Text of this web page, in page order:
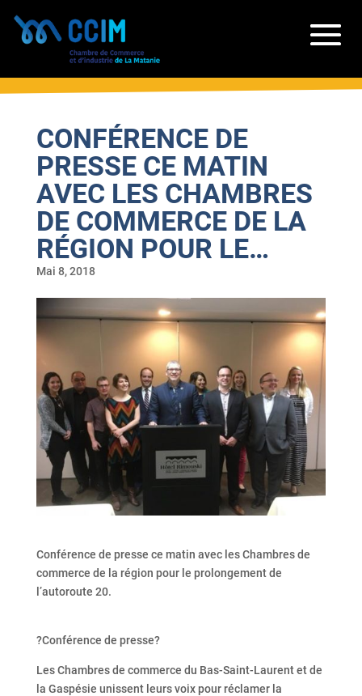
CONFÉRENCE DE
PRESSE CE MATIN
AVEC LES CHAMBRES
DE COMMERCE DE LA
RÉGION POUR LE…
Mai 8, 2018
Conférence de presse ce matin avec les Chambres de
commerce de la région pour le prolongement de
l’autoroute 20.
?Conférence de presse?
Les Chambres de commerce du Bas-Saint-Laurent et de
la Gaspésie unissent leurs voix pour réclamer la